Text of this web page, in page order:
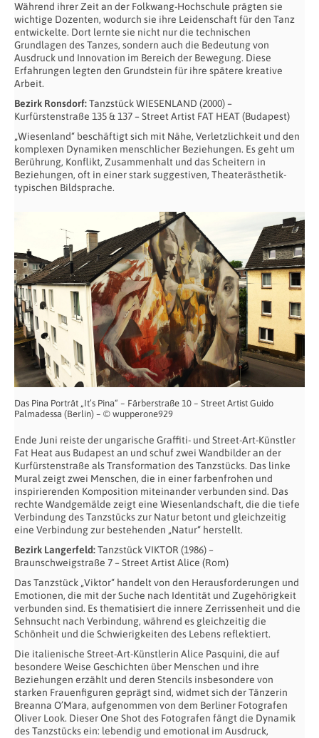
Während ihrer Zeit an der Folkwang-Hochschule prägten sie
wichtige Dozenten, wodurch sie ihre Leidenschaft für den Tanz
entwickelte. Dort lernte sie nicht nur die technischen
Grundlagen des Tanzes, sondern auch die Bedeutung von
Ausdruck und Innovation im Bereich der Bewegung. Diese
Erfahrungen legten den Grundstein für ihre spätere kreative
Arbeit.
Bezirk Ronsdorf:Tanzstück WIESENLAND (2000) –
Kurfürstenstraße 135 & 137 – Street Artist FAT HEAT (Budapest)
„Wiesenland“ beschäftigt sich mit Nähe, Verletzlichkeit und den
komplexen Dynamiken menschlicher Beziehungen. Es geht um
Berührung, Konflikt, Zusammenhalt und das Scheitern in
Beziehungen, oft in einer stark suggestiven, Theaterästhetik-
typischen Bildsprache.
Das Pina Porträt „It’s Pina“ – Färberstraße 10 – Street Artist Guido
Palmadessa (Berlin) – © wupperone929
Ende Juni reiste der ungarische Graffiti- und Street-Art-Künstler
Fat Heat aus Budapest an und schuf zwei Wandbilder an der
Kurfürstenstraße als Transformation des Tanzstücks. Das linke
Mural zeigt zwei Menschen, die in einer farbenfrohen und
inspirierenden Komposition miteinander verbunden sind. Das
rechte Wandgemälde zeigt eine Wiesenlandschaft, die die tiefe
Verbindung des Tanzstücks zur Natur betont und gleichzeitig
eine Verbindung zur bestehenden „Natur“ herstellt.
Bezirk Langerfeld:Tanzstück VIKTOR (1986) –
Braunschweigstraße 7 – Street Artist Alice (Rom)
Das Tanzstück „Viktor“ handelt von den Herausforderungen und
Emotionen, die mit der Suche nach Identität und Zugehörigkeit
verbunden sind. Es thematisiert die innere Zerrissenheit und die
Sehnsucht nach Verbindung, während es gleichzeitig die
Schönheit und die Schwierigkeiten des Lebens reflektiert.
Die italienische Street-Art-Künstlerin Alice Pasquini, die auf
besondere Weise Geschichten über Menschen und ihre
Beziehungen erzählt und deren Stencils insbesondere von
starken Frauenfiguren geprägt sind, widmet sich der Tänzerin
Breanna O’Mara, aufgenommen von dem Berliner Fotografen
Oliver Look. Dieser One Shot des Fotografen fängt die Dynamik
des Tanzstücks ein: lebendig und emotional im Ausdruck,